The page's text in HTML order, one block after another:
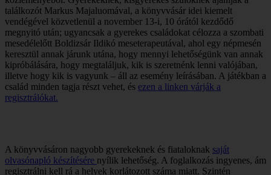
találkozót Markus Majaluomával, a könyvvásár idei kiemelt
vendégével közvetlenül a november 13-i, 10 órától kezdődő
megnyitó után; ugyancsak a gyerekes családokat célozza a szombati
mesedélelőtt Boldizsár Ildikó meseterapeutával, ahol egy népmesén
keresztül annak járunk utána, hogy mennyi lehetőségünk van annak
kipróbálására, hogy megtaláljuk, kik is szeretnénk lenni valójában,
illetve hogy kik is vagyunk – áll az esemény leírásában. A játékban a
család minden tagja részt vehet, és ezen a linken várják a
regisztrálókat.
A könyvvásáron nagyobb gyerekeknek és fiataloknak saját
olvasónapló készítésére nyílik lehetőség. A foglalkozás ingyenes, ám
regisztrálni kell rá a helyek korlátozott száma miatt. Szintén